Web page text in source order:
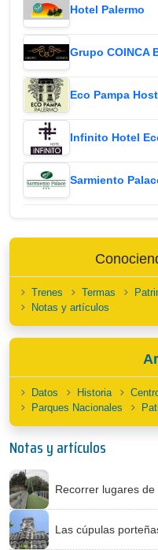
Hotel Palermo
Grupo COINCA
Eco Pampa
Infinito Hotel
Sarmiento
Trenes Termas
Notas y artículos
Datos Historia
Parques Nacionales
Notas y artículos
Recorrer lugares
Las cúpulas